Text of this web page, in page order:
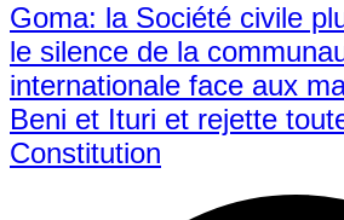
Goma: la Société civile
le silence de la
internationale face aux
Beni et Ituri et rejette
Constitution